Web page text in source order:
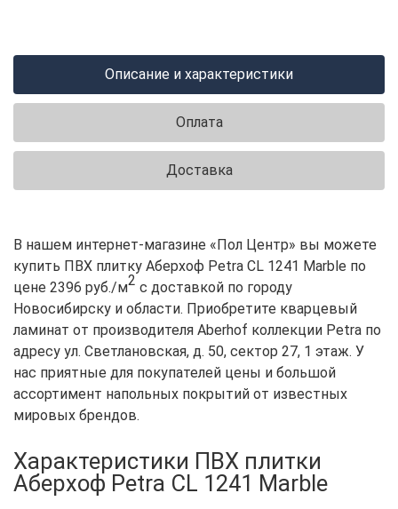
Описание и характеристики
Оплата
Доставка
В нашем интернет-магазине «Пол Центр» вы можете
купить ПВХ плитку Аберхоф Petra CL 1241 Marble по
цене 2396 руб./м2 с доставкой по городу
Новосибирску и области. Приобретите кварцевый
ламинат от производителя Aberhof коллекции Petra по
адресу ул. Светлановская, д. 50, сектор 27, 1 этаж. У
нас приятные для покупателей цены и большой
ассортимент напольных покрытий от известных
мировых брендов.
Характеристики ПВХ плитки
Аберхоф Petra CL 1241 Marble